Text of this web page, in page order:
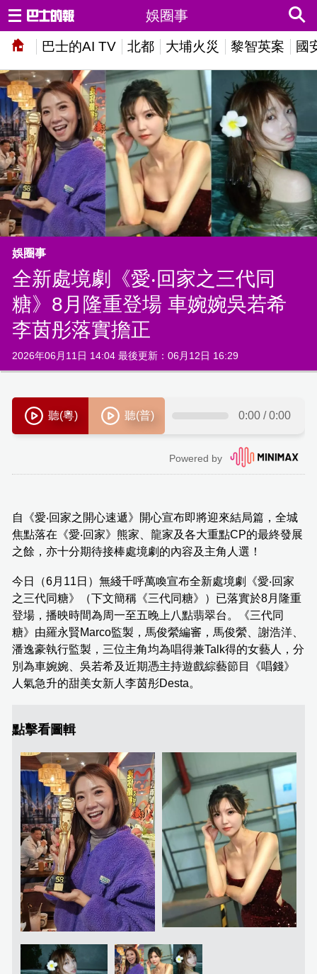
巴士的AI TV 北都 大埔火災 黎智英案 國
娛圈事
娛圈事
全新處境劇《愛‧回家之三代同
糖》8月隆重登場 車婉婉吳若希
李茵彤落實擔正
2026年06月11日 14:04 最後更新：06月12日 16:29
自《愛‧回家之開心速遞》開心宣布即將迎來結局篇，全城
焦點落在《愛‧回家》熊家、龍家及各大重點CP的最終發展
之餘，亦十分期待接棒處境劇的內容及主角人選！
今日（6月11日）無綫千呼萬喚宣布全新處境劇《愛‧回家
之三代同糖》（下文簡稱《三代同糖》）已落實於8月隆重
登場，播映時間為周一至五晚上八點翡翠台。《三代同
糖》由羅永賢Marco監製，馬俊縈編審，馬俊縈、謝浩洋、
潘逸豪執行監製，三位主角均為唱得兼Talk得的女藝人，分
別為車婉婉、吳若希及近期憑主持遊戲綜藝節目《唱錢》
人氣急升的甜美女新人李茵彤Desta。
點擊看圖輯